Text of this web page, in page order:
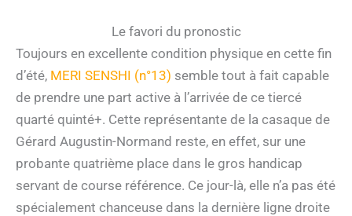
Le favori du pronostic
Toujours en excellente condition physique en cette fin
d’été, MERI SENSHI (n°13) semble tout à fait capable
de prendre une part active à l’arrivée de ce tiercé
quarté quinté+. Cette représentante de la casaque de
Gérard Augustin-Normand reste, en effet, sur une
probante quatrième place dans le gros handicap
servant de course référence. Ce jour-là, elle n’a pas été
spécialement chanceuse dans la dernière ligne droite